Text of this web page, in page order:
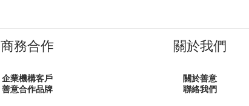
商務合作
企業機構客戶
善意合作品牌
關於我們
關於善意
聯絡我們